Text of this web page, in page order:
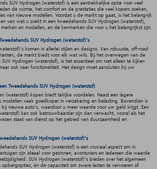
SUV Hydrogen (waterstof) is een aantrekkelijke optie voor veel
de ruimte, het comfort en de prestaties die veel kopers zoeken,
van nieuwe modellen. Voordat u de markt op gaat, is het belangrijk
van wat u zoekt in een tweedehands SUV Hydrogen (waterstof),
en modellen, en de kenmerken die voor u het belangrijkst zijn.
SUV Hydrogen (waterstof)'s
komen in allerlei stijlen en designs. Van robuuste, off-road
de markt biedt voor elk wat wils. Bij het overwegen van de
Hydrogen (waterstof), is het essentieel om niet alleen te kijken
ook naar functionaliteit. Het design moet aansluiten bij uw
Tweedehands SUV Hydrogen (waterstof)
(waterstof) kopen biedt talrijke voordelen. Naast een lagere
modellen vaak goedkoper in verzekering en belasting. Bovendien is
nieuwe auto's, waardoor u meer waarde voor uw geld krijgt. Een
kan ook betrouwbaarder zijn dan verwacht, vooral als het
staat van dienst op het gebied van duurzaamheid en
SUV Hydrogen (waterstof)'s
SUV Hydrogen (waterstof) is een cruciaal aspect om in
zijn ideaal voor gezinnen, avonturiers en iedereen die waarde
SUV Hydrogen (waterstof)'s bieden over het algemeen
opbergopties, en de capaciteit om zware lasten te vervoeren of